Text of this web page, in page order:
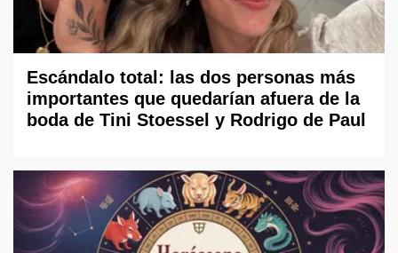
Escándalo total: las dos personas más
importantes que quedarían afuera de la
boda de Tini Stoessel y Rodrigo de Paul